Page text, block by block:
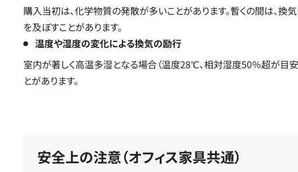
購入当初は、化学物質の発散が多いことがあります。暫くの間は、
を及ぼすことがあります。
温度や湿度の変化による換気の励行
室内が著しく高温多湿となる場合（温度28℃、相対湿度50％超が目
とがあります。
安全上の注意（オフィス家具共通）